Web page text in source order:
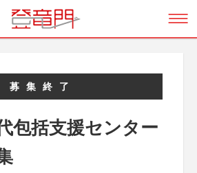
募集終了
包括支援センター